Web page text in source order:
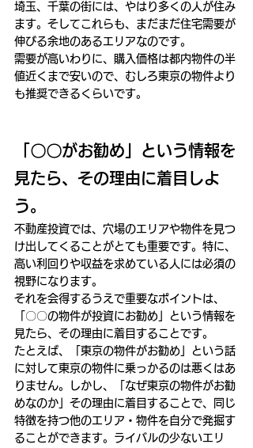
埼玉、千葉の街には、やはり多くの人が住み
ます。そしてこれらも、まだまだ住宅需要が
伸びる余地のあるエリアなのです。
需要が高いわりに、購入価格は都内物件の半
値近くまで安いので、むしろ東京の物件より
も推奨できるくらいです。
「〇〇がお勧め」という情報を
見たら、その理由に着目しよ
う。
不動産投資では、穴場のエリアや物件を見つ
け出してくることがとても重要です。特に、
高い利回りや収益を求めている人には必須の
視野になります。
それを会得するうえで重要なポイントは、
「〇〇の物件が投資にお勧め」という情報を
見たら、その理由に着目することです。
たとえば、「東京の物件がお勧め」という話
に対して東京の物件に乗っかるのは悪くはあ
りません。しかし、「なぜ東京の物件がお勧
めなのか」その理由に着目することで、同じ
特徴を持つ他のエリア・物件を自分で発掘す
ることができます。ライバルの少ないエリ